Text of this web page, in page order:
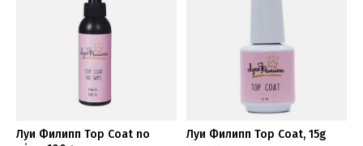
Луи Филипп Top Coat no
Луи Филипп Top Coat, 15g